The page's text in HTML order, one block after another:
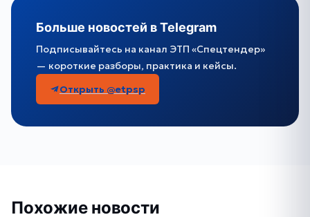
Больше новостей в Telegram
Подписывайтесь на канал ЭТП «Спецтендер»
— короткие разборы, практика и кейсы.
Открыть @etpsp
Похожие новости